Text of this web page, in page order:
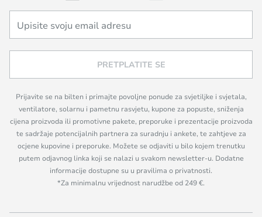
PRETPLATITE SE
Prijavite se na bilten i primajte povoljne ponude za svjetiljke i svjetala,
ventilatore, solarnu i pametnu rasvjetu, kupone za popuste, sniženja
cijena proizvoda ili promotivne pakete, preporuke i prezentacije proizvoda
te sadržaje potencijalnih partnera za suradnju i ankete, te zahtjeve za
ocjene kupovine i preporuke. Možete se odjaviti u bilo kojem trenutku
putem odjavnog linka koji se nalazi u svakom newsletter-u. Dodatne
informacije dostupne su u pravilima o privatnosti.
*Za minimalnu vrijednost narudžbe od 249 €.